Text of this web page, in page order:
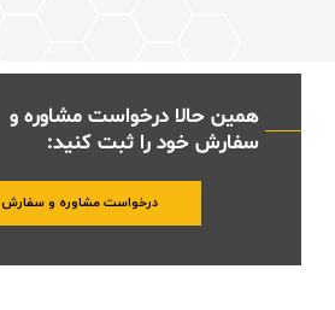
همین حالا درخواست مشاوره و
سفارش خود را ثبت کنید:
درخواست مشاوره و سفارش